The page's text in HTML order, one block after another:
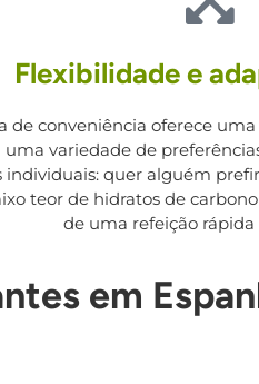
Flexibilidade e
de conveniência oferece
variedade de
individuais: quer alguém
teor de hidratos de
de uma refeição
em